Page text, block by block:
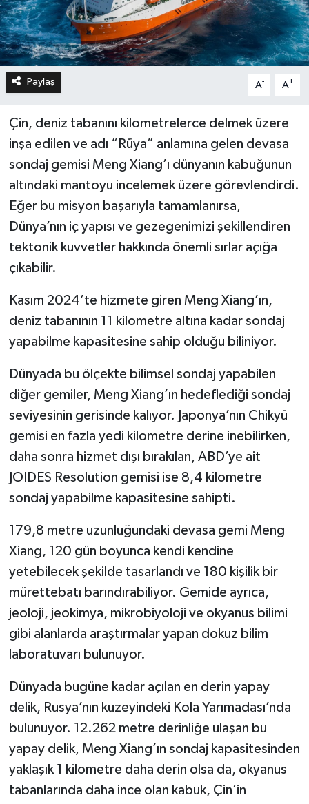
Paylaş A- A+
Çin, deniz tabanını kilometrelerce delmek üzere
inşa edilen ve adı “Rüya” anlamına gelen devasa
sondaj gemisi Meng Xiang’ı dünyanın kabuğunun
altındaki mantoyu incelemek üzere görevlendirdi.
Eğer bu misyon başarıyla tamamlanırsa,
Dünya’nın iç yapısı ve gezegenimizi şekillendiren
tektonik kuvvetler hakkında önemli sırlar açığa
çıkabilir.
Kasım 2024’te hizmete giren Meng Xiang’ın,
deniz tabanının 11 kilometre altına kadar sondaj
yapabilme kapasitesine sahip olduğu biliniyor.
Dünyada bu ölçekte bilimsel sondaj yapabilen
diğer gemiler, Meng Xiang’ın hedeflediği sondaj
seviyesinin gerisinde kalıyor. Japonya’nın Chikyū
gemisi en fazla yedi kilometre derine inebilirken,
daha sonra hizmet dışı bırakılan, ABD’ye ait
JOIDES Resolution gemisi ise 8,4 kilometre
sondaj yapabilme kapasitesine sahipti.
179,8 metre uzunluğundaki devasa gemi Meng
Xiang, 120 gün boyunca kendi kendine
yetebilecek şekilde tasarlandı ve 180 kişilik bir
mürettebatı barındırabiliyor. Gemide ayrıca,
jeoloji, jeokimya, mikrobiyoloji ve okyanus bilimi
gibi alanlarda araştırmalar yapan dokuz bilim
laboratuvarı bulunuyor.
Dünyada bugüne kadar açılan en derin yapay
delik, Rusya’nın kuzeyindeki Kola Yarımadası’nda
bulunuyor. 12.262 metre derinliğe ulaşan bu
yapay delik, Meng Xiang’ın sondaj kapasitesinden
yaklaşık 1 kilometre daha derin olsa da, okyanus
tabanlarında daha ince olan kabuk, Çin’in